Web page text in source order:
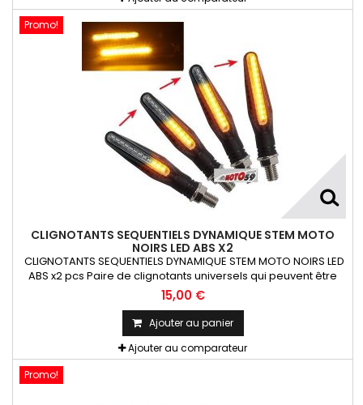
Promo!
CLIGNOTANTS SEQUENTIELS DYNAMIQUE STEM MOTO
NOIRS LED ABS X2
CLIGNOTANTS SEQUENTIELS DYNAMIQUE STEM MOTO NOIRS LED
ABS x2 pcs Paire de clignotants universels qui peuvent être
adaptables sur toutes motos ou scooters
15,00 €
Ajouter au panier
Ajouter au comparateur
Promo!